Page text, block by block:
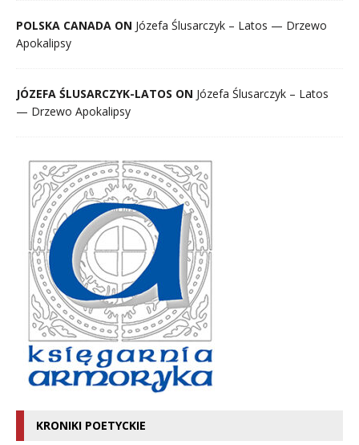
POLSKA CANADA ON Józefa Ślusarczyk – Latos — Drzewo
Apokalipsy
JÓZEFA ŚLUSARCZYK-LATOS ON Józefa Ślusarczyk – Latos
— Drzewo Apokalipsy
KRONIKI POETYCKIE